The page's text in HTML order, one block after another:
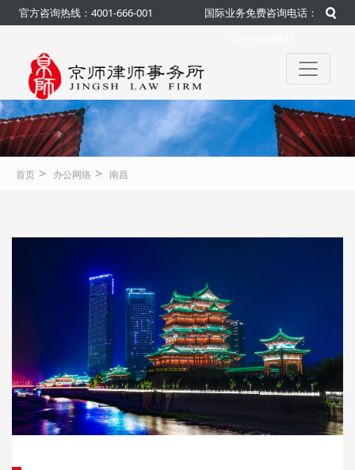
官方咨询热线：4001-666-001
国际业务免费咨询电话：
首页 > 办公网络 > 南昌